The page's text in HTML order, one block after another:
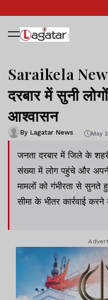
Saraikela
दरबार में सुनी
आश्वासन
By Lagatar News May
जनता दरबार में जिले के
संख्या में लोग पहुंचे और
मामलों को गंभीरता से सुनते
सीमा के भीतर कार्रवाई करने